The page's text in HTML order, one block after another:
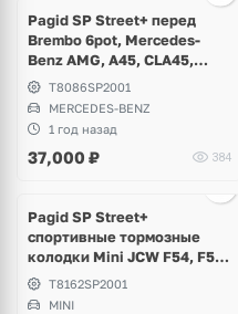
Pagid SP Street+ перед
Brembo 6pot, Mercedes-
Benz AMG, A45, CLA45,
GLA45, S63, S65
T8086SP2001
MERCEDES-BENZ
1 год назад
37,000 ₽ 384
Pagid SP Street+
спортивные тормозные
колодки Mini JCW F54, F55,
F56, F57, F60, BMW i8, 2
F39, F40 Brembo 4pot
T8162SP2001
MINI